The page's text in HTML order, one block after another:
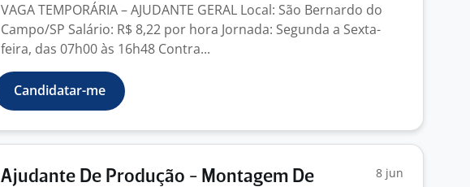
VAGA TEMPORÁRIA – AJUDANTE GERAL Local: São Bernardo do
Campo/SP Salário: R$ 8,22 por hora Jornada: Segunda a Sexta-
feira, das 07h00 às 16h48 Contra...
Candidatar-me
Ajudante De Produção - Montagem De
8 jun